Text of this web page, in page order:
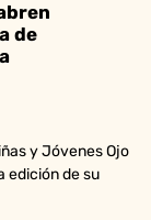
de
y Jóvenes Ojo
edición de su